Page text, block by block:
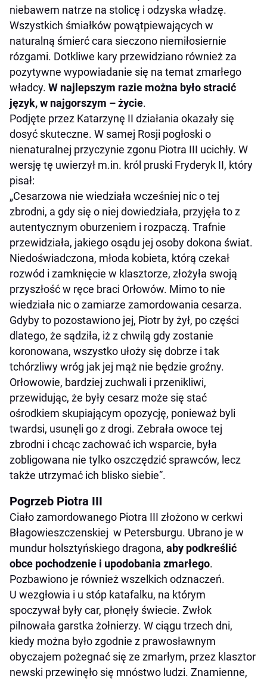
niebawem natrze na stolicę i odzyska władzę.
Wszystkich śmiałków powątpiewających w
naturalną śmierć cara sieczono niemiłosiernie
rózgami. Dotkliwe kary przewidziano również za
pozytywne wypowiadanie się na temat zmarłego
władcy. W najlepszym razie można było stracić
język, w najgorszym – życie.
Podjęte przez Katarzynę II działania okazały się
dosyć skuteczne. W samej Rosji pogłoski o
nienaturalnej przyczynie zgonu Piotra III ucichły. W
wersję tę uwierzył m.in. król pruski Fryderyk II, który
pisał:
„Cesarzowa nie wiedziała wcześniej nic o tej
zbrodni, a gdy się o niej dowiedziała, przyjęła to z
autentycznym oburzeniem i rozpaczą. Trafnie
przewidziała, jakiego osądu jej osoby dokona świat.
Niedoświadczona, młoda kobieta, którą czekał
rozwód i zamknięcie w klasztorze, złożyła swoją
przyszłość w ręce braci Orłowów. Mimo to nie
wiedziała nic o zamiarze zamordowania cesarza.
Gdyby to pozostawiono jej, Piotr by żył, po części
dlatego, że sądziła, iż z chwilą gdy zostanie
koronowana, wszystko ułoży się dobrze i tak
tchórzliwy wróg jak jej mąż nie będzie groźny.
Orłowowie, bardziej zuchwali i przenikliwi,
przewidując, że były cesarz może się stać
ośrodkiem skupiającym opozycję, ponieważ byli
twardsi, usunęli go z drogi. Zebrała owoce tej
zbrodni i chcąc zachować ich wsparcie, była
zobligowana nie tylko oszczędzić sprawców, lecz
także utrzymać ich blisko siebie”.
Pogrzeb Piotra III
Ciało zamordowanego Piotra III złożono w cerkwi
Błagowieszczenskiej w Petersburgu. Ubrano je w
mundur holsztyńskiego dragona, aby podkreślić
obce pochodzenie i upodobania zmarłego.
Pozbawiono je również wszelkich odznaczeń.
U wezgłowia i u stóp katafalku, na którym
spoczywał były car, płonęły świecie. Zwłok
pilnowała garstka żołnierzy. W ciągu trzech dni,
kiedy można było zgodnie z prawosławnym
obyczajem pożegnać się ze zmarłym, przez klasztor
newski przewinęło się mnóstwo ludzi. Znamienne,